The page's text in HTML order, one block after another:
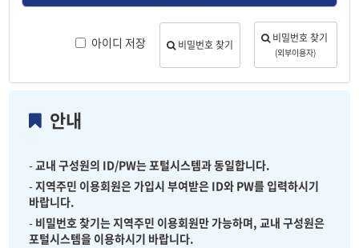
아이디 저장 비밀번호 찾기 비밀번호 찾기
(외부이용자)
안내
- 교내 구성원의 ID/PW는 포털시스템과 동일합니다.
-지역주민 이용회원은 가입시 부여받은 ID와 PW를 입력하시기
바랍니다.
- 비밀번호 찾기는 지역주민 이용회원만 가능하며, 교내 구성원은
포털시스템을 이용하시기 바랍니다.